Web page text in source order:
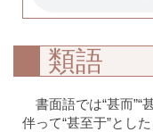
類語
書面語では“甚而”“
伴って“甚至于”とし